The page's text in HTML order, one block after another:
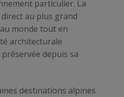
particulier. La
au plus grand
monde tout en
architecturale
depuis sa
destinations alpines